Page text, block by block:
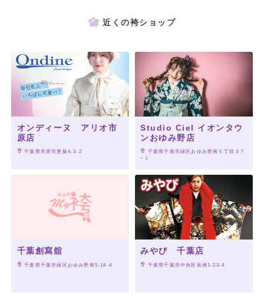
近くの袴ショップ
オンディーヌ アリオ市
原店
千葉県市原市更級4-3-2
Studio Ciel イオンタウ
ンおゆみ野店
千葉県千葉市緑区おゆみ野南５丁目３７
−１
千葉創寫舘
千葉県千葉市緑区おゆみ野南5-18-4
みやび 千葉店
千葉県千葉市中央区長洲1-23-4